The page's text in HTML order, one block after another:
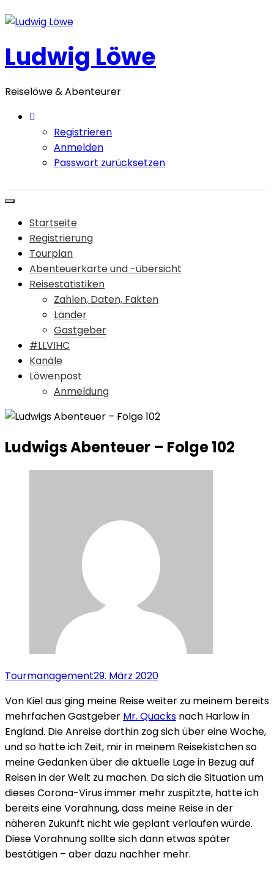
Zum
Inhalt
Ludwig Löwe
Reiselöwe & Abenteurer
Registrieren
Anmelden
Passwort zurücksetzen
Startseite
Registrierung
Tourplan
Abenteuerkarte und -übersicht
Reisestatistiken
Zahlen, Daten, Fakten
Länder
Gastgeber
#LLVIHC
Kanäle
Löwenpost
Anmeldung
Ludwigs Abenteuer – Folge 102
Tourmanagement29. März 2020
Von Kiel aus ging meine Reise weiter zu meinem bereits
mehrfachen Gastgeber Mr. Quacks nach Harlow in
England. Die Anreise dorthin zog sich über eine Woche,
und so hatte ich Zeit, mir in meinem Reisekistchen so
meine Gedanken über die aktuelle Lage in Bezug auf
Reisen in der Welt zu machen. Da sich die Situation um
dieses Corona-Virus immer mehr zuspitzte, hatte ich
bereits eine Vorahnung, dass meine Reise in der
näheren Zukunft nicht wie geplant verlaufen würde.
Diese Vorahnung sollte sich dann etwas später
bestätigen – aber dazu nachher mehr.